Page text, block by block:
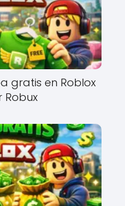
gratis en Roblox
Robux